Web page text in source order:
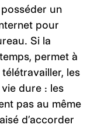
un
pour
Si la
permet à
les
dure : les
pas au même
d’accorder